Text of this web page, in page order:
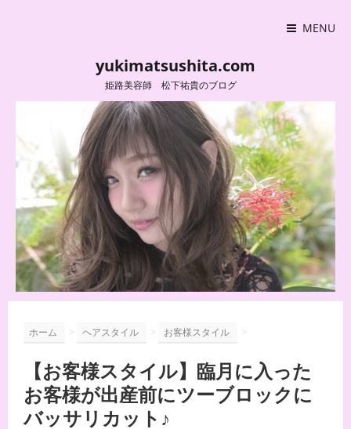
MENU
yukimatsushita.com
姫路美容師 松下祐貴のブログ
ホーム > ヘアスタイル > お客様スタイル >
【お客様スタイル】臨月に入った
お客様が出産前にツーブロックに
バッサリカット♪